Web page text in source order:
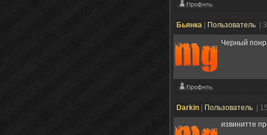
Бьянка Пользователь |
Черный
Darkin Пользователь
|
извинитте